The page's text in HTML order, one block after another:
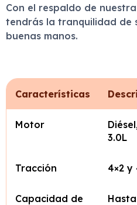
Con el respaldo de
tendrás la tranquilidad de
buenas manos.
Características
Motor
3.0L
Tracción 4×2 y
Capacidad de